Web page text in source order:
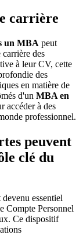
carrière
un MBA peut
des
à leur CV, cette
des
en matière de
d'un MBA en
accéder à des
professionnel.
peuvent
clé du
essentiel
Compte Personnel
Ce dispositif